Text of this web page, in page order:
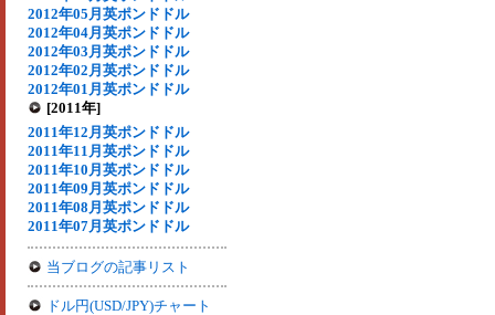
2012年05月英ポンドドル
2012年04月英ポンドドル
2012年03月英ポンドドル
2012年02月英ポンドドル
2012年01月英ポンドドル
[2011年]
2011年12月英ポンドドル
2011年11月英ポンドドル
2011年10月英ポンドドル
2011年09月英ポンドドル
2011年08月英ポンドドル
2011年07月英ポンドドル
当ブログの記事リスト
ドル円(USD/JPY)チャート